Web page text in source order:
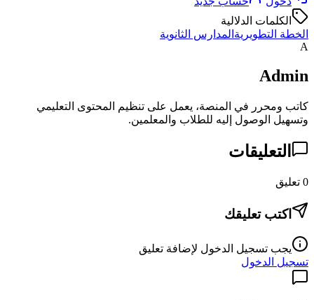
الكلمات الدلالية
الخطة التطويرية المدارس الثانوية
A
Admin
كاتب ومحرر في المنصة، يعمل على تنظيم المحتوى التعليمي
وتسهيل الوصول إليه للطلاب والمعلمين.
التعليقات
0 تعليق
اكتب تعليقك
يجب تسجيل الدخول لإضافة تعليق
تسجيل الدخول